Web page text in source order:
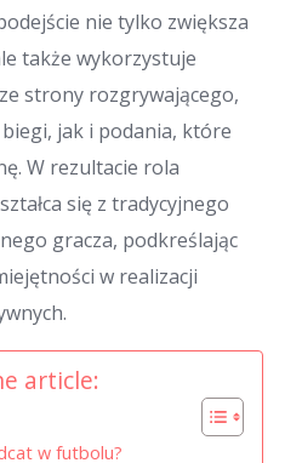
nie tylko zwiększa
także wykorzystuje
strony rozgrywającego,
jak i podania, które
W rezultacie rola
się z tradycyjnego
gracza, podkreślając
w realizacji
article:
w futbolu?